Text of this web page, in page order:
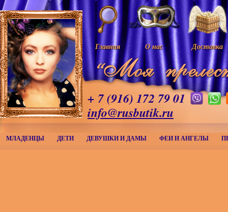
Главная О нас Доставка
+ 7 (916) 172 79 01
info@rusbutik.ru
МЛАДЕНЦЫ ДЕТИ ДЕВУШКИ И ДАМЫ ФЕИ И АНГЕЛЫ